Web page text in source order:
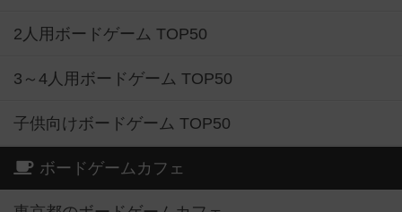
2人用ボードゲーム TOP50
3～4人用ボードゲーム TOP50
子供向けボードゲーム TOP50
ボードゲームカフェ